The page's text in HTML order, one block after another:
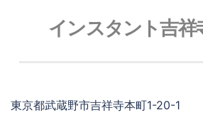
インスタント吉祥
東京都武蔵野市吉祥寺本町1-20-1